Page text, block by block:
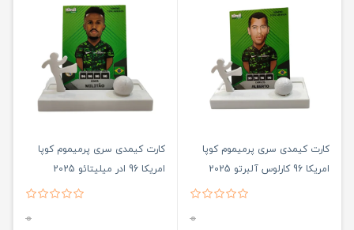
کارت کیمدی سری پرمیموم کوپا
امریکا 96 کارلوس آلبرتو 2025
0
کارت کیمدی سری پرمیموم کوپا
امریکا 96 ادر میلیتائو 2025
0